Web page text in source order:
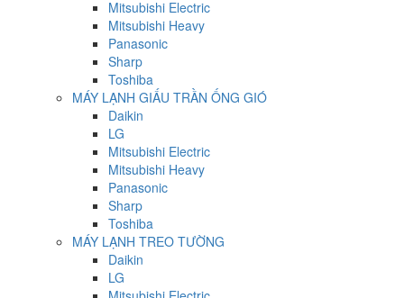
Mitsubishi Electric
Mitsubishi Heavy
Panasonic
Sharp
Toshiba
MÁY LẠNH GIẤU TRẦN ỐNG GIÓ
Daikin
LG
Mitsubishi Electric
Mitsubishi Heavy
Panasonic
Sharp
Toshiba
MÁY LẠNH TREO TƯỜNG
Daikin
LG